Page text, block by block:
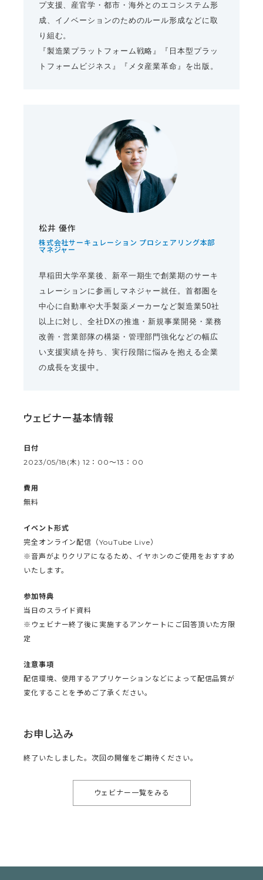
プ支援、産官学・都市・海外とのエコシステム形
成、イノベーションのためのルール形成などに取
り組む。
『製造業プラットフォーム戦略』『日本型プラッ
トフォームビジネス』『メタ産業革命』を出版。
松井 優作
株式会社サーキュレーション プロシェアリング本部
マネジャー
早稲田大学卒業後、新卒一期生で創業期のサーキ
ュレーションに参画しマネジャー就任。首都圏を
中心に自動車や大手製薬メーカーなど製造業50社
以上に対し、全社DXの推進・新規事業開発・業務
改善・営業部隊の構築・管理部門強化などの幅広
い支援実績を持ち、実行段階に悩みを抱える企業
の成長を支援中。
ウェビナー基本情報
日付
2023/05/18(木) 12：00〜13：00
費用
無料
イベント形式
完全オンライン配信（YouTube Live）
※音声がよりクリアになるため、イヤホンのご使用をおすすめ
いたします。
参加特典
当日のスライド資料
※ウェビナー終了後に実施するアンケートにご回答頂いた方限
定
注意事項
配信環境、使用するアプリケーションなどによって配信品質が
変化することを予めご了承ください。
お申し込み
終了いたしました。次回の開催をご期待ください。
ウェビナー一覧をみる